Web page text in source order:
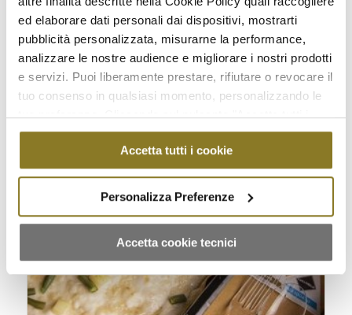
ed elaborare dati personali dai dispositivi, mostrarti
pubblicità personalizzata, misurarne la performance,
analizzare le nostre audience e migliorare i nostri prodotti
e servizi. Puoi liberamente prestare, rifiutare o revocare il
tuo consenso in qualsiasi momento, personalizzando le
tue preferenze. Cliccando sul pulsante "Accetta tutti i
cookie" acconsenti all'uso di tali tecnologie per tutte le
finalità indicate. Cliccando sul pulsante "Accetta cookie
tecnici" acconsenti all'uso dei soli cookie tecnici.
Accetta tutti i cookie
Personalizza Preferenze
Accetta cookie tecnici
Aggiungi a Richiesta Preventivo
Aggiungi al carrello Mostra dettagli